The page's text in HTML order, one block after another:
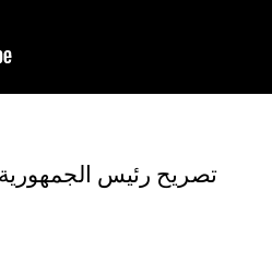
تصريح رئيس